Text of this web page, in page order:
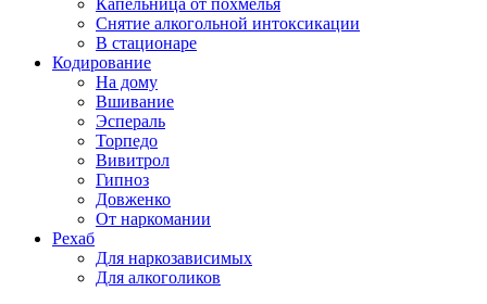
Капельница от похмелья
Снятие алкогольной интоксикации
В стационаре
Кодирование
На дому
Вшивание
Эспераль
Торпедо
Вивитрол
Гипноз
Довженко
От наркомании
Рехаб
Для наркозависимых
Для алкоголиков